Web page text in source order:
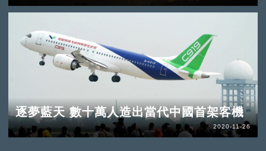
逐夢藍天 數十萬人造出當代中國首架客機
2020-11-26